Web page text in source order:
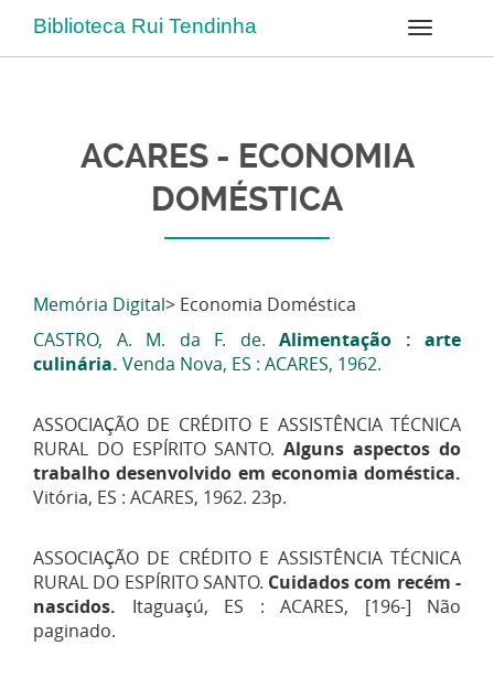
Biblioteca Rui Tendinha
ACARES - ECONOMIA
DOMÉSTICA
Memória Digital> Economia Doméstica
CASTRO, A. M. da F. de. Alimentação : arte
culinária. Venda Nova, ES : ACARES, 1962.
ASSOCIAÇÃO DE CRÉDITO E ASSISTÊNCIA TÉCNICA
RURAL DO ESPÍRITO SANTO.Alguns aspectos do
trabalho desenvolvido em economia doméstica.
Vitória, ES : ACARES, 1962. 23p.
ASSOCIAÇÃO DE CRÉDITO E ASSISTÊNCIA TÉCNICA
RURAL DO ESPÍRITO SANTO. Cuidados com recém -
nascidos. Itaguaçú, ES : ACARES, [196-] Não
paginado.